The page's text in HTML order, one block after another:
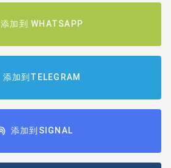
添加到 WHATSAPP
添加到TELEGRAM
添加到SIGNAL